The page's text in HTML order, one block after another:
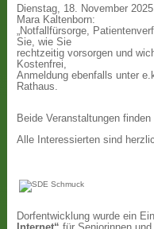
Dienstag, 18. November
Mara Kaltenborn:
„Notfallfürsorge,
Sie, wie Sie
rechtzeitig vorsorgen und
Kostenfrei,
Anmeldung ebenfalls unter
Rathaus.
Beide Veranstaltungen
Alle Interessierten sind
Dorfentwicklung wurde ein